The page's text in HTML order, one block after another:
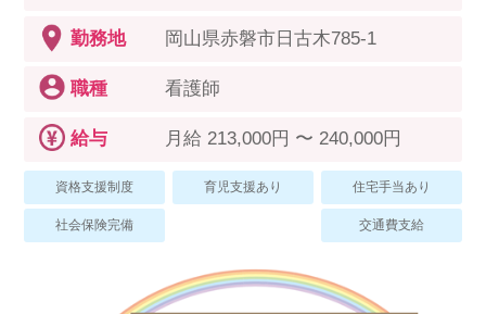
派遣で働く
その他のお問い合わせ
採用担当者様はこちら
介護のリスキリング
キャリアスマイルとは
スマイルカのsmileコラム
勤務地 岡山県赤磐市日古木785-1
職種 看護師
給与 月給 213,000円 〜 240,000円
資格支援制度 育児支援あり 住宅手当あり
社会保険完備 交通費支給